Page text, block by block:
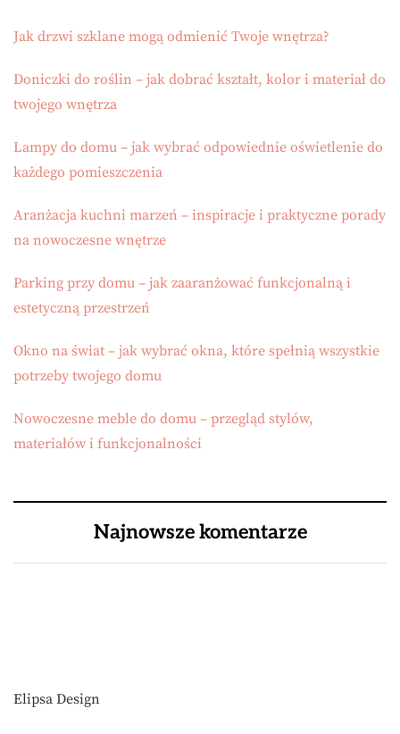
Jak drzwi szklane mogą odmienić Twoje wnętrza?
Doniczki do roślin – jak dobrać kształt, kolor i materiał do
twojego wnętrza
Lampy do domu – jak wybrać odpowiednie oświetlenie do
każdego pomieszczenia
Aranżacja kuchni marzeń – inspiracje i praktyczne porady
na nowoczesne wnętrze
Parking przy domu – jak zaaranżować funkcjonalną i
estetyczną przestrzeń
Okno na świat – jak wybrać okna, które spełnią wszystkie
potrzeby twojego domu
Nowoczesne meble do domu – przegląd stylów,
materiałów i funkcjonalności
Najnowsze komentarze
Elipsa Design